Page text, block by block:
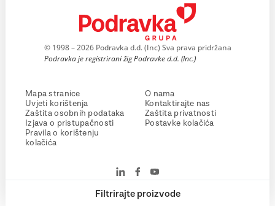
Filtrirajte proizvode
© 1998 – 2026 Podravka d.d. (Inc) Sva prava pridržana
Podravka je registrirani žig Podravke d.d. (Inc.)
Mapa stranice
Uvjeti korištenja
Zaštita osobnih podataka
Izjava o pristupačnosti
Pravila o korištenju
kolačića
O nama
Kontaktirajte nas
Zaštita privatnosti
Postavke kolačića